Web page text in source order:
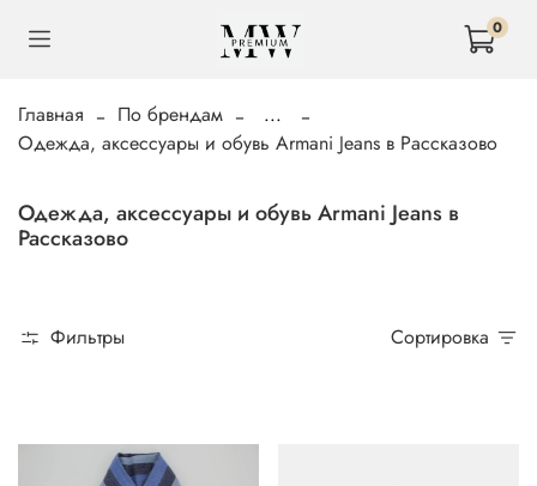
0
Главная По брендам
...
Одежда, аксессуары и обувь Armani Jeans в Рассказово
Одежда, аксессуары и обувь Armani Jeans в
Рассказово
Фильтры Сортировка